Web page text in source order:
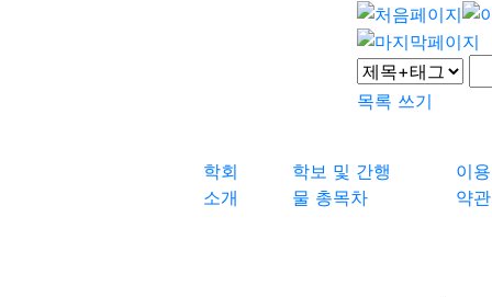
목록 쓰기
학회
소개
학보 및 간행
물 총목차
이용
약관